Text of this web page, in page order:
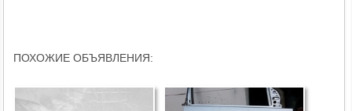
ПОХОЖИЕ ОБЪЯВЛЕНИЯ: